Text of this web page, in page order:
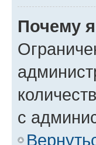
Почему
с